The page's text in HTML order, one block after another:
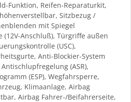
Funktion, Reifen-Reparaturkit,
Sitzbezug /
mit Spiegel
(12V-Anschluß), Türgriffe außen
(USC),
Anti-Blockier-System
(ASR),
(ESP), Wegfahrsperre,
Klimaanlage, Airbag
Airbag Fahrer-/Beifahrerseite,